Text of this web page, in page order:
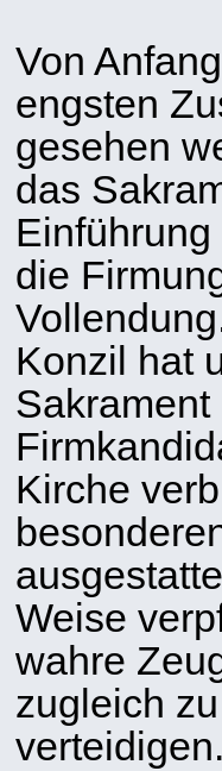
Von
engsten
gesehen
das
die
Konzil hat
Kirche
Weise
wahre
zugleich